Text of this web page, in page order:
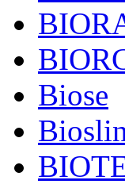
Biose